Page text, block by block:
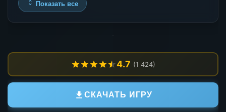
Показать все
4.7 (1 424)
СКАЧАТЬ ИГРУ